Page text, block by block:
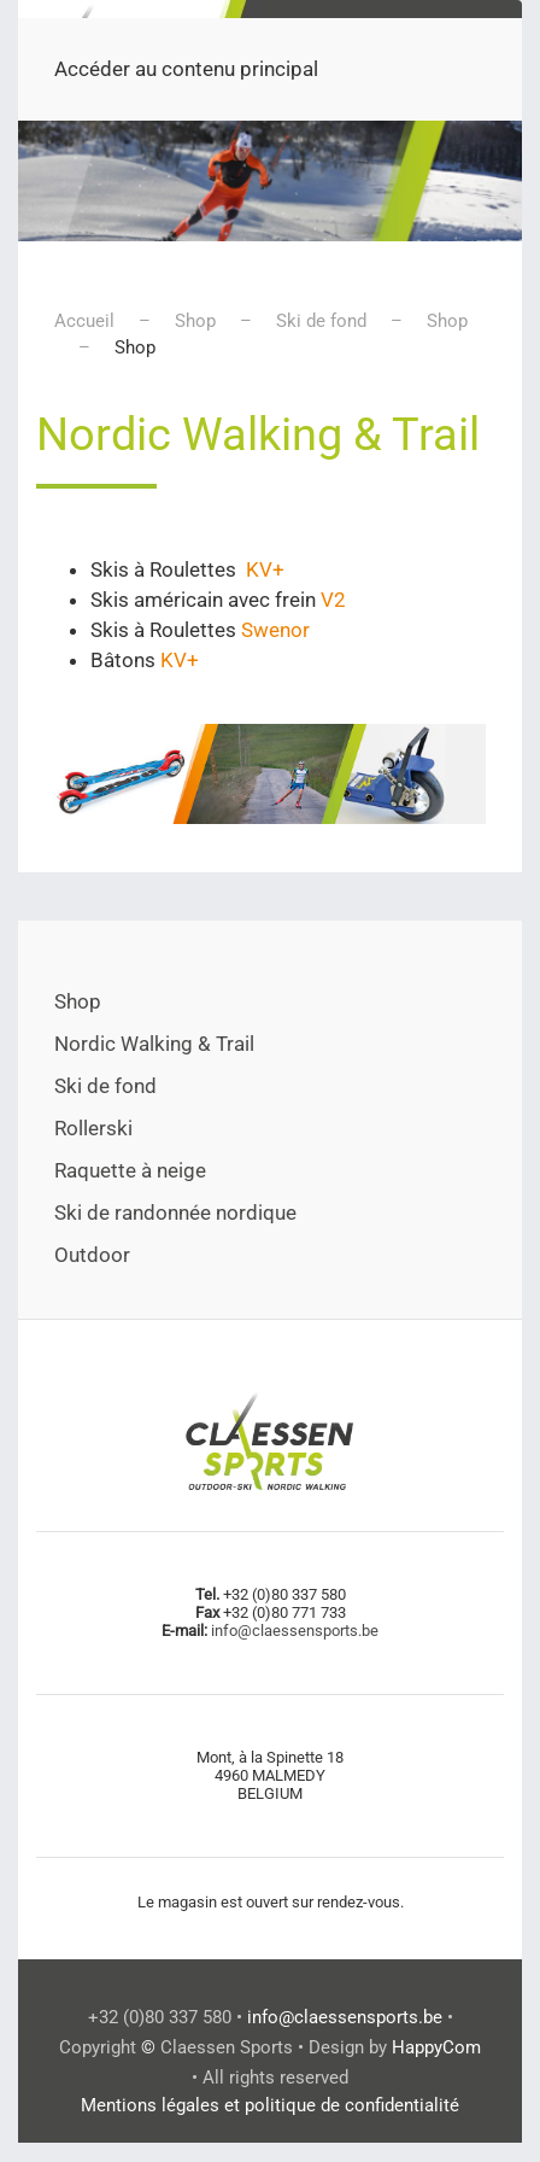
Accéder au contenu principal
Accueil Shop Ski de fond
Shop
Shop
Nordic Walking & Trail
Skis à Roulettes KV+
Skis américain avec frein V2
Skis à Roulettes Swenor
Bâtons KV+
Shop
Nordic Walking & Trail
Ski de fond
Rollerski
Raquette à neige
Ski de randonnée nordique
Outdoor
Tel. +32 (0)80 337 580
Fax+32 (0)80 771 733
E-mail: info@claessensports.be
Mont, à la Spinette 18
4960 MALMEDY
BELGIUM
Le magasin est ouvert sur rendez-vous.
+32 (0)80 337 580 • info@claessensports.be•
Copyright © Claessen Sports • Design by HappyCom
• All rights reserved
Mentions légales et politique de confidentialité